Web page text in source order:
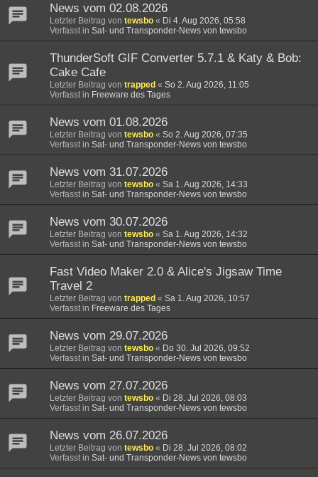
News vom 02.08.2026
Letzter Beitrag von tewsbo « Di 4. Aug 2026, 05:58
Verfasst in Sat- und Transponder-News von tewsbo
ThunderSoft GIF Converter 5.7.1 & Katy & Bob:
Cake Cafe
Letzter Beitrag von trapped « So 2. Aug 2026, 11:05
Verfasst in Freeware des Tages
News vom 01.08.2026
Letzter Beitrag von tewsbo « So 2. Aug 2026, 07:35
Verfasst in Sat- und Transponder-News von tewsbo
News vom 31.07.2026
Letzter Beitrag von tewsbo « Sa 1. Aug 2026, 14:33
Verfasst in Sat- und Transponder-News von tewsbo
News vom 30.07.2026
Letzter Beitrag von tewsbo « Sa 1. Aug 2026, 14:32
Verfasst in Sat- und Transponder-News von tewsbo
Fast Video Maker 2.0 & Alice's Jigsaw Time
Travel 2
Letzter Beitrag von trapped « Sa 1. Aug 2026, 10:57
Verfasst in Freeware des Tages
News vom 29.07.2026
Letzter Beitrag von tewsbo « Do 30. Jul 2026, 09:52
Verfasst in Sat- und Transponder-News von tewsbo
News vom 27.07.2026
Letzter Beitrag von tewsbo « Di 28. Jul 2026, 08:03
Verfasst in Sat- und Transponder-News von tewsbo
News vom 26.07.2026
Letzter Beitrag von tewsbo « Di 28. Jul 2026, 08:02
Verfasst in Sat- und Transponder-News von tewsbo